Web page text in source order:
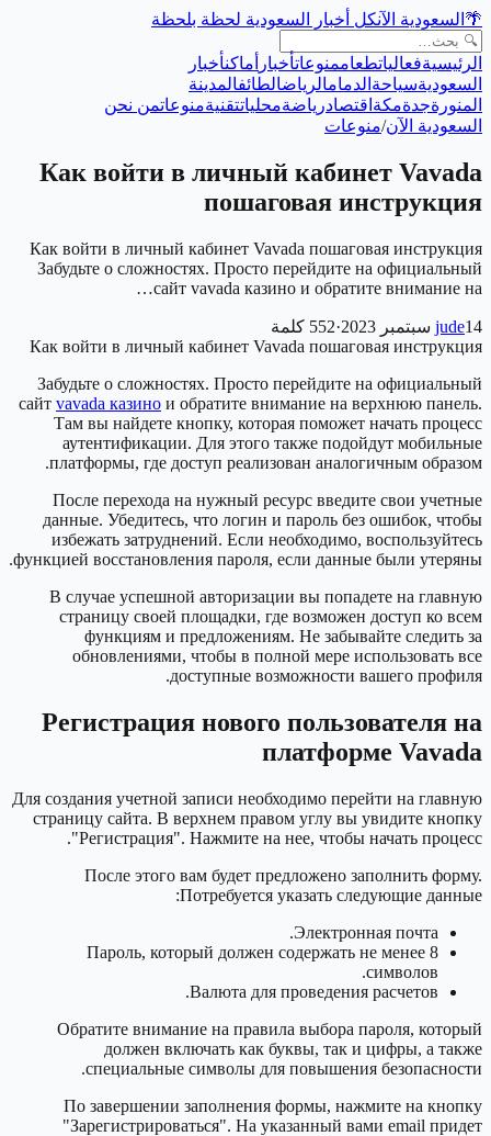
🌴 السعودية الآنكل أخبار السعودية لحظة بلحظة
الرئيسيةفعالياتطعاممنوعاتأخبار أماكنأخبار
السعوديةسياحة الدمامالرياضالطائفالمدينة
المنورةجدةمكة اقتصادرياضةمحلياتتقنيةمنوعاتمن نحن
السعودية الآن/منوعات
Как войти в личный кабинет Vavada
пошаговая инструкция
Как войти в личный кабинет Vavada пошаговая инструкция
Забудьте о сложностях. Просто перейдите на официальный
сайт vavada казино и обратите внимание на…
jude14 سبتمبر 2023 ·
552 كلمة
Как войти в личный кабинет Vavada пошаговая инструкция
Забудьте о сложностях. Просто перейдите на официальный
сайт vavada казино и обратите внимание на верхнюю панель.
Там вы найдете кнопку, которая поможет начать процесс
аутентификации. Для этого также подойдут мобильные
платформы, где доступ реализован аналогичным образом.
После перехода на нужный ресурс введите свои учетные
данные. Убедитесь, что логин и пароль без ошибок, чтобы
избежать затруднений. Если необходимо, воспользуйтесь
функцией восстановления пароля, если данные были утеряны.
В случае успешной авторизации вы попадете на главную
страницу своей площадки, где возможен доступ ко всем
функциям и предложениям. Не забывайте следить за
обновлениями, чтобы в полной мере использовать все
доступные возможности вашего профиля.
Регистрация нового пользователя на
платформе Vavada
Для создания учетной записи необходимо перейти на главную
страницу сайта. В верхнем правом углу вы увидите кнопку
"Регистрация". Нажмите на нее, чтобы начать процесс.
После этого вам будет предложено заполнить форму.
Потребуется указать следующие данные:
Электронная почта.
Пароль, который должен содержать не менее 8
символов.
Валюта для проведения расчетов.
Обратите внимание на правила выбора пароля, который
должен включать как буквы, так и цифры, а также
специальные символы для повышения безопасности.
По завершении заполнения формы, нажмите на кнопку
"Зарегистрироваться". На указанный вами email придет